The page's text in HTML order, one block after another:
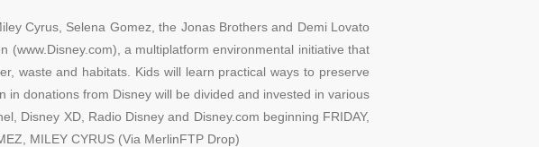
Cyrus, Selena Gomez, the Jonas Brothers and Demi Lovato
(www.Disney.com), a multiplatform environmental initiative that
waste and habitats. Kids will learn practical ways to preserve
donations from Disney will be divided and invested in various
Disney XD, Radio Disney and Disney.com beginning FRIDAY,
MILEY CYRUS (Via MerlinFTP Drop)